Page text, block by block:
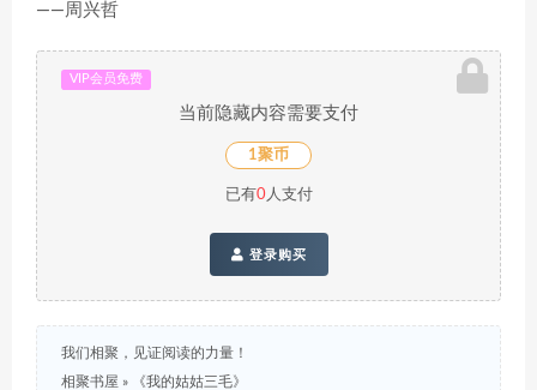
——周兴哲
VIP会员免费
当前隐藏内容需要支付
1聚币
已有0人支付
登录购买
我们相聚，见证阅读的力量！
相聚书屋 » 《我的姑姑三毛》